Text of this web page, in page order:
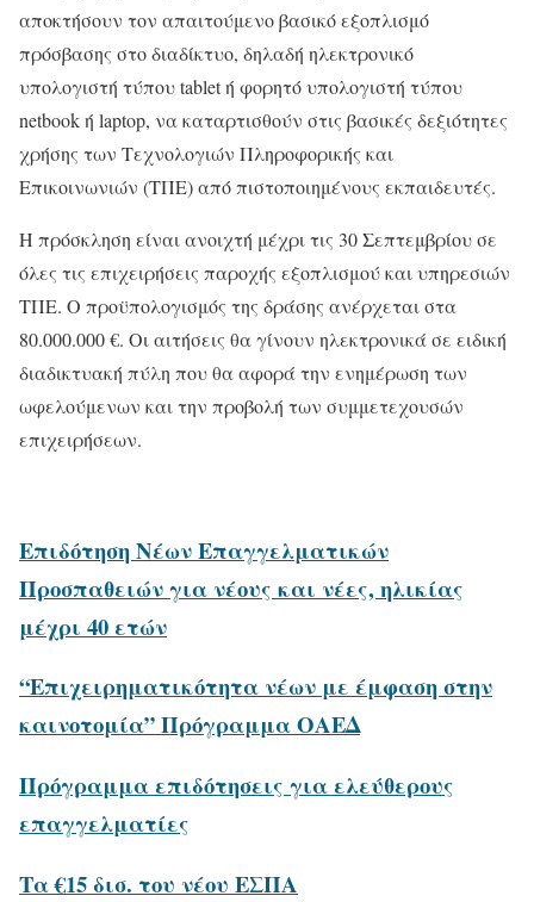
αποκτήσουν τον απαιτούμενο βασικό εξοπλισμό
πρόσβασης στο διαδίκτυο, δηλαδή ηλεκτρονικό
υπολογιστή τύπου tablet ή φορητό υπολογιστή τύπου
netbook ή laptop, να καταρτισθούν στις βασικές δεξιότητες
χρήσης των Τεχνολογιών Πληροφορικής και
Επικοινωνιών (ΤΠΕ) από πιστοποιημένους εκπαιδευτές.
Η πρόσκληση είναι ανοιχτή μέχρι τις 30 Σεπτεμβρίου σε
όλες τις επιχειρήσεις παροχής εξοπλισμού και υπηρεσιών
ΤΠΕ. Ο προϋπολογισμός της δράσης ανέρχεται στα
80.000.000 €. Οι αιτήσεις θα γίνουν ηλεκτρονικά σε ειδική
διαδικτυακή πύλη που θα αφορά την ενημέρωση των
ωφελούμενων και την προβολή των συμμετεχουσών
επιχειρήσεων.
Επιδότηση Νέων Επαγγελματικών
Προσπαθειών για νέους και νέες, ηλικίας
μέχρι 40 ετών
“Επιχειρηματικότητα νέων με έμφαση στην
καινοτομία” Πρόγραμμα ΟΑΕΔ
Πρόγραμμα επιδότησεις για ελεύθερους
επαγγελματίες
Τα €15 δισ. του νέου ΕΣΠΑ